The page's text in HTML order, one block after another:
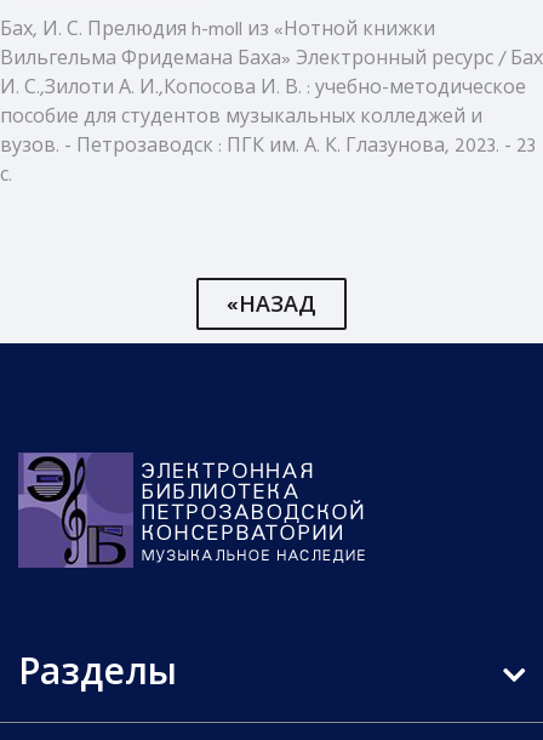
Бах, И. С. Прелюдия h-moll из «Нотной книжки
Вильгельма Фридемана Баха» Электронный ресурс / Бах
И. С.,Зилоти А. И.,Копосова И. В. : учебно-методическое
пособие для студентов музыкальных колледжей и
вузов. - Петрозаводск : ПГК им. А. К. Глазунова, 2023. - 23
с.
«НАЗАД
Разделы